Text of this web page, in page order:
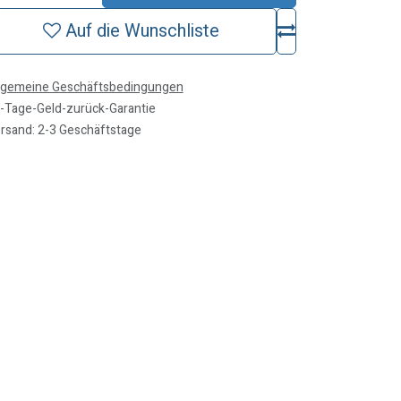
Auf die Wunschliste
Geschäftsbedingungen
Tage-Geld-zurück-Garantie
2-3 Geschäftstage